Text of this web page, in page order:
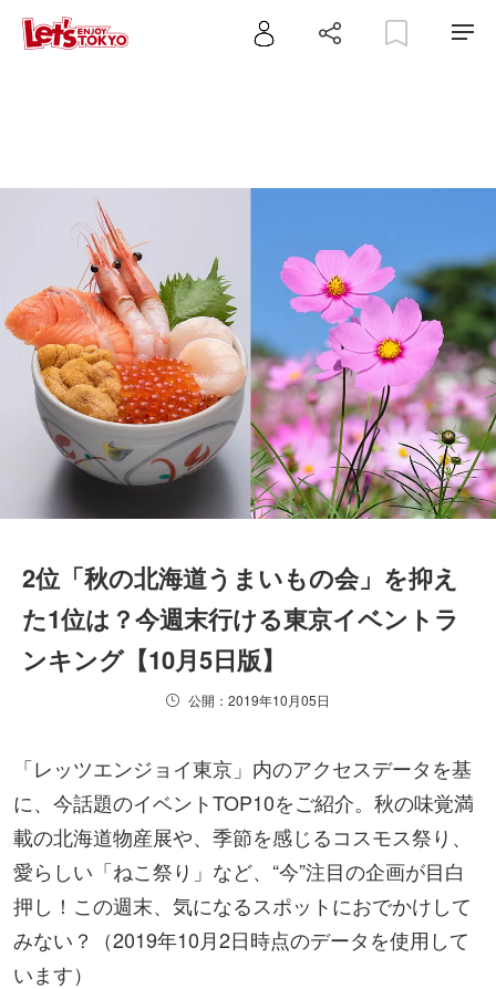
2位「秋の北海道うまいもの会」を抑え
た1位は？今週末行ける東京イベントラ
ンキング【10月5日版】
公開：2019年10月05日
「レッツエンジョイ東京」内のアクセスデータを基
に、今話題のイベントTOP10をご紹介。秋の味覚満
載の北海道物産展や、季節を感じるコスモス祭り、
愛らしい「ねこ祭り」など、“今”注目の企画が目白
押し！この週末、気になるスポットにおでかけして
みない？（2019年10月2日時点のデータを使用して
います）